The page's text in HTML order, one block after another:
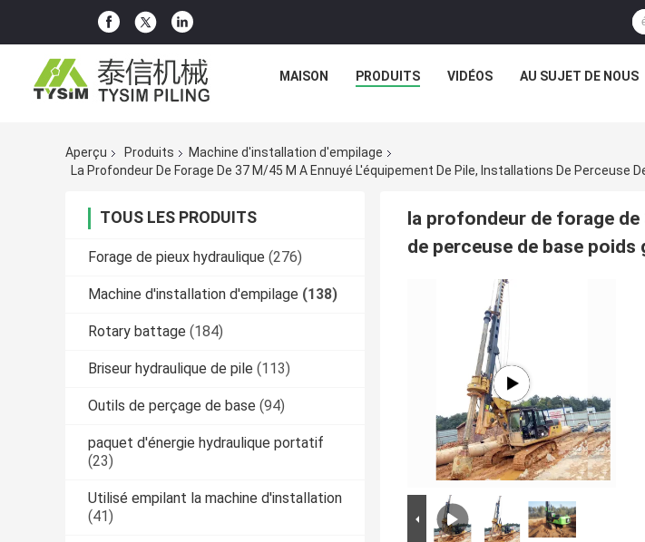
MAISON PRODUITS VIDÉOS AU SUJET DE NOUS
Aperçu Produits
Machine d'installation d'empilage
TOUS LES PRODUITS
Forage de pieux hydraulique (276)
Machine d'installation d'empilage (138)
Rotary battage (184)
Briseur hydraulique de pile (113)
Outils de perçage de base (94)
paquet d'énergie hydraulique portatif
(23)
Utilisé empilant la machine d'installation
(41)
la profondeur de forage de
de perceuse de base poids